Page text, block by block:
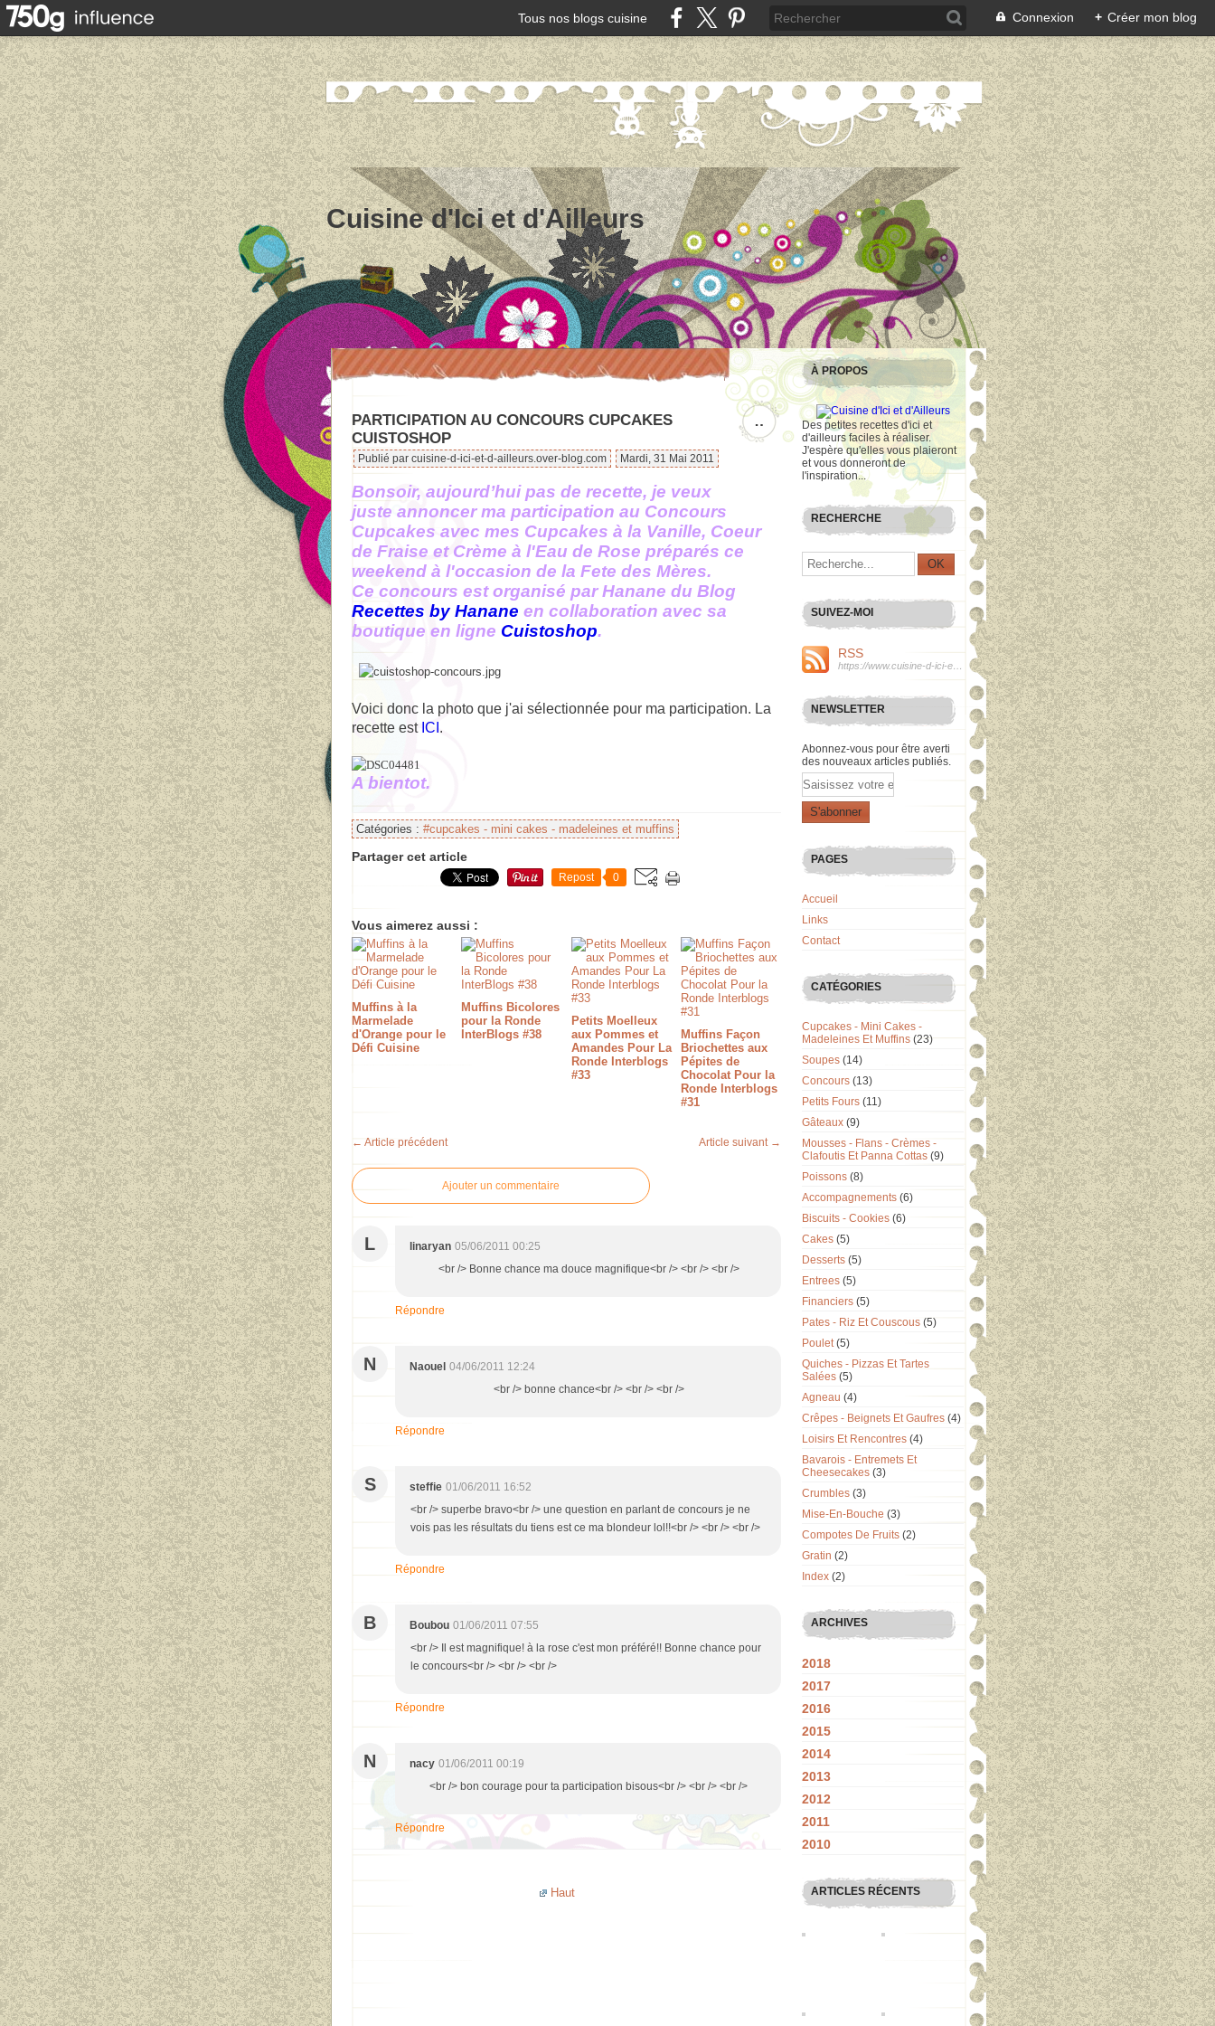
Tous nos blogs cuisine Connexion + Créer mon blog
Cuisine d'Ici et d'Ailleurs
…
PARTICIPATION AU CONCOURS CUPCAKES
CUISTOSHOP
Publié par cuisine-d-ici-et-d-ailleurs.over-blog.com Mardi, 31 Mai 2011
Bonsoir, aujourd’hui pas de recette, je veux
juste annoncer ma participation au Concours
Cupcakes avec mes Cupcakes à la Vanille, Coeur
de Fraise et Crème à l'Eau de Rose préparés ce
weekend à l'occasion de la Fete des Mères.
Ce concours est organisé par Hanane du Blog
Recettes by Hanane en collaboration avec sa
boutique en ligne Cuistoshop.
Voici donc la photo que j'ai sélectionnée pour ma participation. La
recette est ICI .
A bientot.
Catégories : #cupcakes - mini cakes - madeleines et muffins
Partager cet article
Repost 0
Vous aimerez aussi :
Muffins à la
Marmelade
d'Orange pour le
Défi Cuisine
Muffins Bicolores
pour la Ronde
InterBlogs #38
Petits Moelleux
aux Pommes et
Amandes Pour La
Ronde Interblogs
#33
Muffins Façon
Briochettes aux
Pépites de
Chocolat Pour la
Ronde Interblogs
#31
← Article précédent Article suivant →
Ajouter un commentaire
L linaryan 05/06/2011 00:25
<br /> Bonne chance ma douce magnifique<br /> <br /> <br />
Répondre
N Naouel 04/06/2011 12:24
<br /> bonne chance<br /> <br /> <br />
Répondre
S steffie 01/06/2011 16:52
<br /> superbe bravo<br /> une question en parlant de concours je ne
vois pas les résultats du tiens est ce ma blondeur lol!!<br /> <br /> <br />
Répondre
B Boubou 01/06/2011 07:55
<br /> Il est magnifique! à la rose c'est mon préféré!! Bonne chance pour
le concours<br /> <br /> <br />
Répondre
N nacy 01/06/2011 00:19
<br /> bon courage pour ta participation bisous<br /> <br /> <br />
Répondre
Haut
À PROPOS
Des petites recettes d'ici et
d'ailleurs faciles à réaliser.
J'espère qu'elles vous plaieront
et vous donneront de
l'inspiration...
RECHERCHE
SUIVEZ-MOI
RSS
NEWSLETTER
Abonnez-vous pour être averti
des nouveaux articles publiés.
Email
PAGES
Accueil
Links
Contact
CATÉGORIES
Cupcakes - Mini Cakes -
Madeleines Et Muffins (23)
Soupes (14)
Concours (13)
Petits Fours (11)
Gâteaux (9)
Mousses - Flans - Crèmes -
Clafoutis Et Panna Cottas (9)
Poissons (8)
Accompagnements (6)
Biscuits - Cookies (6)
Cakes (5)
Desserts (5)
Entrees (5)
Financiers (5)
Pates - Riz Et Couscous (5)
Poulet(5)
Quiches - Pizzas Et Tartes
Salées (5)
Agneau (4)
Crêpes - Beignets Et Gaufres (4)
Loisirs Et Rencontres (4)
Bavarois - Entremets Et
Cheesecakes (3)
Crumbles (3)
Mise-En-Bouche (3)
Compotes De Fruits (2)
Gratin (2)
Index (2)
ARCHIVES
2018
2017
2016
2015
2014
2013
2012
2011
2010
ARTICLES RÉCENTS